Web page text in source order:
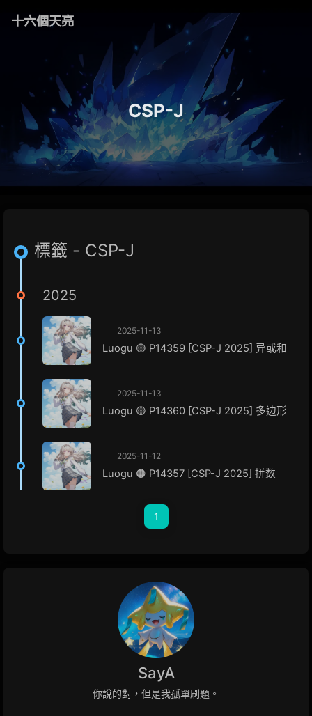
十六個天亮
CSP-J
標籤 - CSP-J
2025
2025-11-13
Luogu 🟡 P14359 [CSP-J 2025] 异或和
2025-11-13
Luogu 🟡 P14360 [CSP-J 2025] 多边形
2025-11-12
Luogu 🟠 P14357 [CSP-J 2025] 拼数
1
SayA
你說的對，但是我孤單刷題。